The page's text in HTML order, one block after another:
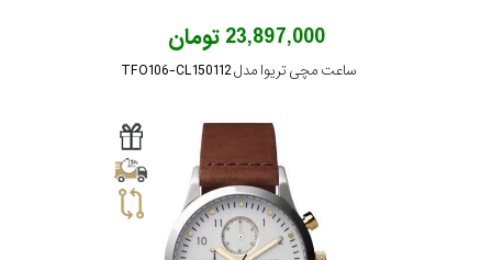
23,897,000 تومان
ساعت مچی تریوا مدل TFO106-CL150112